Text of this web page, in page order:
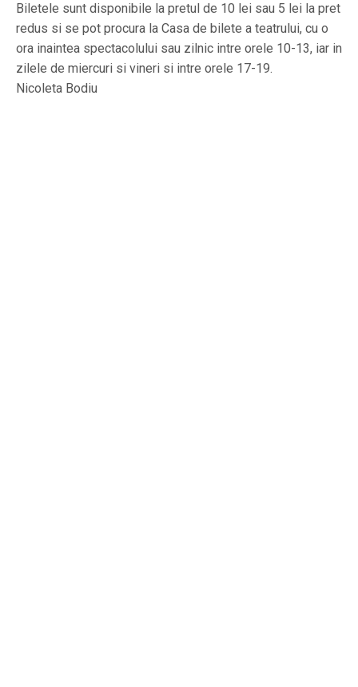
Biletele sunt disponibile la pretul de 10 lei sau 5 lei la pret
redus si se pot procura la Casa de bilete a teatrului, cu o
ora inaintea spectacolului sau zilnic intre orele 10-13, iar in
zilele de miercuri si vineri si intre orele 17-19.
Nicoleta Bodiu